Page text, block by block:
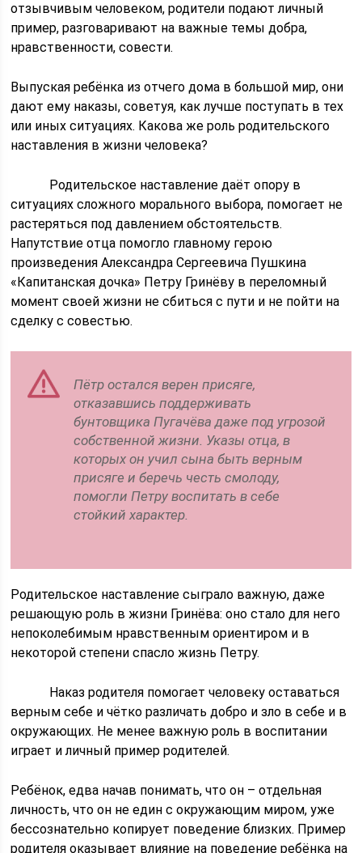
отзывчивым человеком, родители подают личный
пример, разговаривают на важные темы добра,
нравственности, совести.
Выпуская ребёнка из отчего дома в большой мир, они
дают ему наказы, советуя, как лучше поступать в тех
или иных ситуациях. Какова же роль родительского
наставления в жизни человека?
Родительское наставление даёт опору в
ситуациях сложного морального выбора, помогает не
растеряться под давлением обстоятельств.
Напутствие отца помогло главному герою
произведения Александра Сергеевича Пушкина
«Капитанская дочка» Петру Гринёву в переломный
момент своей жизни не сбиться с пути и не пойти на
сделку с совестью.
Пётр остался верен присяге,
отказавшись поддерживать
бунтовщика Пугачёва даже под угрозой
собственной жизни. Указы отца, в
которых он учил сына быть верным
присяге и беречь честь смолоду,
помогли Петру воспитать в себе
стойкий характер.
Родительское наставление сыграло важную, даже
решающую роль в жизни Гринёва: оно стало для него
непоколебимым нравственным ориентиром и в
некоторой степени спасло жизнь Петру.
Наказ родителя помогает человеку оставаться
верным себе и чётко различать добро и зло в себе и в
окружающих. Не менее важную роль в воспитании
играет и личный пример родителей.
Ребёнок, едва начав понимать, что он – отдельная
личность, что он не един с окружающим миром, уже
бессознательно копирует поведение близких. Пример
родителя оказывает влияние на поведение ребёнка на